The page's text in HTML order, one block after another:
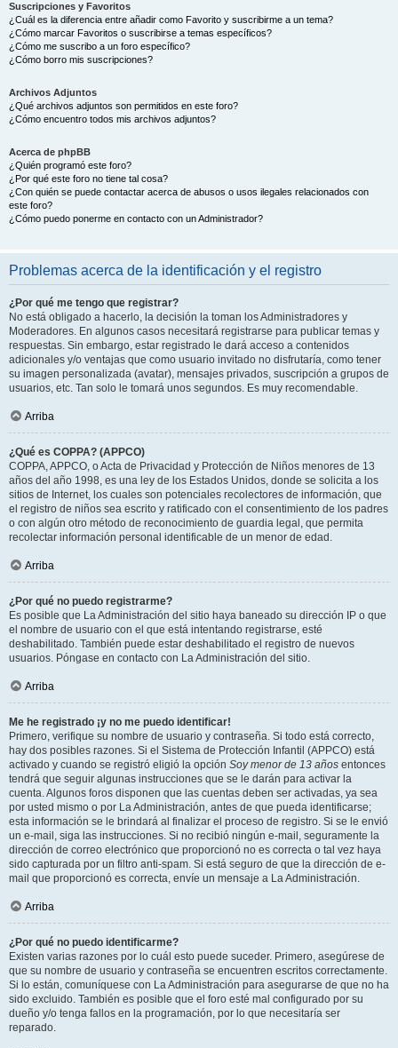
Suscripciones y Favoritos
¿Cuál es la diferencia entre añadir como Favorito y suscribirme a un tema?
¿Cómo marcar Favoritos o suscribirse a temas específicos?
¿Cómo me suscribo a un foro específico?
¿Cómo borro mis suscripciones?
Archivos Adjuntos
¿Qué archivos adjuntos son permitidos en este foro?
¿Cómo encuentro todos mis archivos adjuntos?
Acerca de phpBB
¿Quién programó este foro?
¿Por qué este foro no tiene tal cosa?
¿Con quién se puede contactar acerca de abusos o usos ilegales relacionados con
este foro?
¿Cómo puedo ponerme en contacto con un Administrador?
Problemas acerca de la identificación y el registro
¿Por qué me tengo que registrar?
No está obligado a hacerlo, la decisión la toman los Administradores y
Moderadores. En algunos casos necesitará registrarse para publicar temas y
respuestas. Sin embargo, estar registrado le dará acceso a contenidos
adicionales y/o ventajas que como usuario invitado no disfrutaría, como tener
su imagen personalizada (avatar), mensajes privados, suscripción a grupos de
usuarios, etc. Tan solo le tomará unos segundos. Es muy recomendable.
Arriba
¿Qué es COPPA? (APPCO)
COPPA, APPCO, o Acta de Privacidad y Protección de Niños menores de 13
años del año 1998, es una ley de los Estados Unidos, donde se solicita a los
sitios de Internet, los cuales son potenciales recolectores de información, que
el registro de niños sea escrito y ratificado con el consentimiento de los padres
o con algún otro método de reconocimiento de guardia legal, que permita
recolectar información personal identificable de un menor de edad.
Arriba
¿Por qué no puedo registrarme?
Es posible que La Administración del sitio haya baneado su dirección IP o que
el nombre de usuario con el que está intentando registrarse, esté
deshabilitado. También puede estar deshabilitado el registro de nuevos
usuarios. Póngase en contacto con La Administración del sitio.
Arriba
Me he registrado ¡y no me puedo identificar!
Primero, verifique su nombre de usuario y contraseña. Si todo está correcto,
hay dos posibles razones. Si el Sistema de Protección Infantil (APPCO) está
activado y cuando se registró eligió la opción Soy menor de 13 años entonces
tendrá que seguir algunas instrucciones que se le darán para activar la
cuenta. Algunos foros disponen que las cuentas deben ser activadas, ya sea
por usted mismo o por La Administración, antes de que pueda identificarse;
esta información se le brindará al finalizar el proceso de registro. Si se le envió
un e-mail, siga las instrucciones. Si no recibió ningún e-mail, seguramente la
dirección de correo electrónico que proporcionó no es correcta o tal vez haya
sido capturada por un filtro anti-spam. Si está seguro de que la dirección de e-
mail que proporcionó es correcta, envíe un mensaje a La Administración.
Arriba
¿Por qué no puedo identificarme?
Existen varias razones por lo cuál esto puede suceder. Primero, asegúrese de
que su nombre de usuario y contraseña se encuentren escritos correctamente.
Si lo están, comuníquese con La Administración para asegurarse de que no ha
sido excluido. También es posible que el foro esté mal configurado por su
dueño y/o tenga fallos en la programación, por lo que necesitaría ser
reparado.